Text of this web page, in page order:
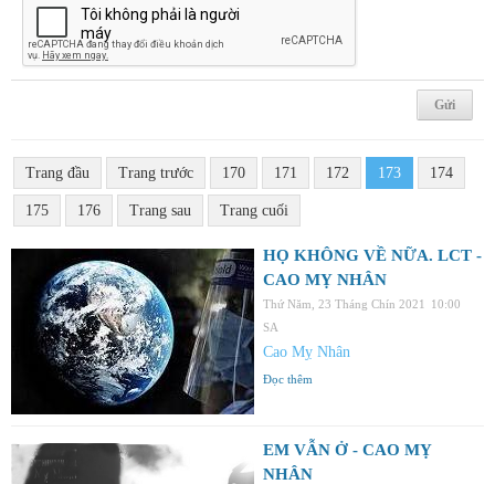
Trang đầu Trang trước 170 171 172 173 174
175 176 Trang sau Trang cuối
HỌ KHÔNG VỀ NỮA. LCT -
CAO MỴ NHÂN
Thứ Năm, 23 Tháng Chín 2021
10:00
SA
Cao Mỵ Nhân
Đọc thêm
EM VẪN Ở - CAO MỴ
NHÂN